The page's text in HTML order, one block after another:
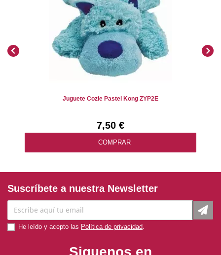
Juguete Cozie Pastel Kong ZYP2E
7,50 €
COMPRAR
Suscríbete a nuestra Newsletter
He leído y acepto las Política de privacidad
Siguenos en